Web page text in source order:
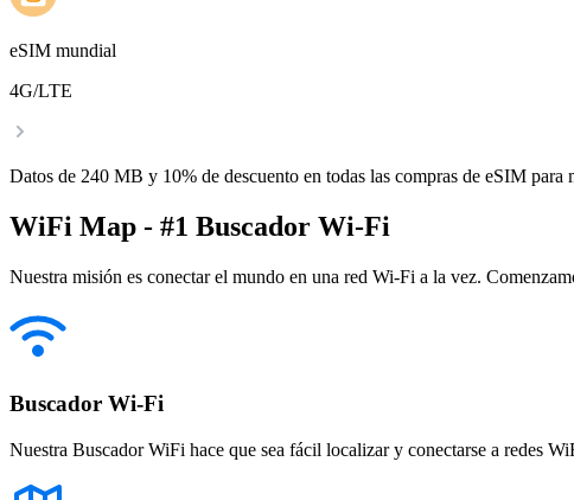
eSIM mundial
4G/LTE
Datos de 240 MB y 10% de descuento en todas las compras de eSIM para
WiFi Map - #1 Buscador Wi-Fi
Nuestra misión es conectar el mundo en una red Wi-Fi a la vez.
Buscador Wi-Fi
Nuestra Buscador WiFi hace que sea fácil localizar y conectarse a redes